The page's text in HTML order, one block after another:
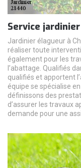
Service
Jardinier élagueur à
réaliser toute
également pour les
l’abattage. Qualifiés
qualifiés et apportent
équipe se spécialise
définissons des
d’assurer les travaux
demande pour une